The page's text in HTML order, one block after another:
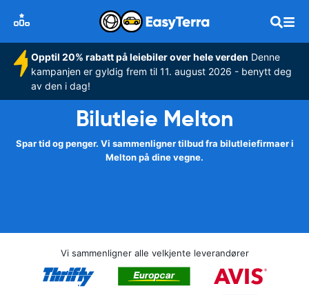
Opptil 20% rabatt på leiebiler over hele verden Denne
kampanjen er gyldig frem til 11. august 2026 - benytt deg
av den i dag!
Bilutleie Melton
Spar tid og penger. Vi sammenligner tilbud fra bilutleiefirmaer i
Melton på dine vegne.
Vi sammenligner alle velkjente leverandører